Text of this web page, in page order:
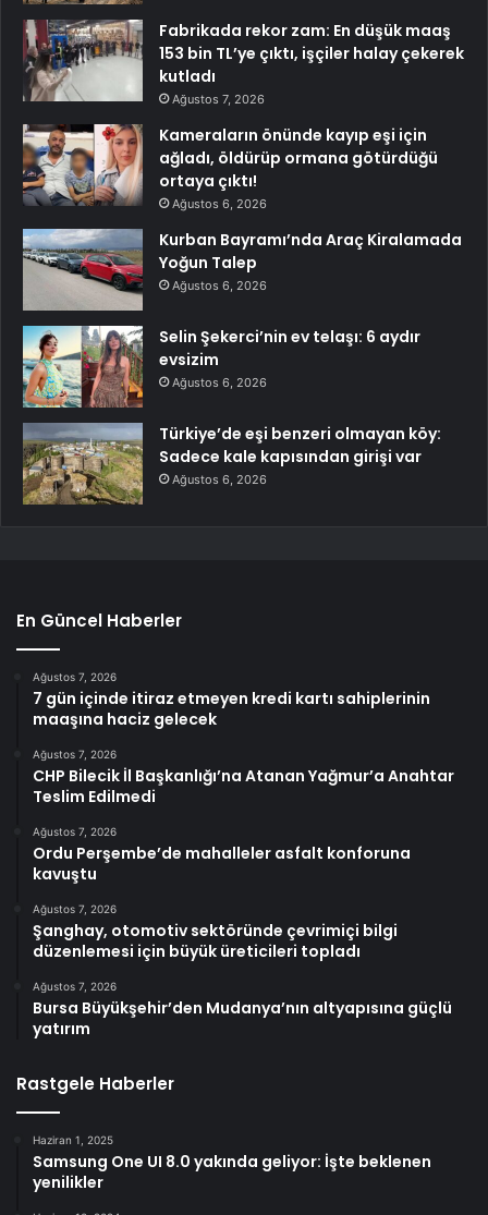
Fabrikada rekor zam: En düşük maaş
153 bin TL’ye çıktı, işçiler halay çekerek
kutladı
Ağustos 7, 2026
Kameraların önünde kayıp eşi için
ağladı, öldürüp ormana götürdüğü
ortaya çıktı!
Ağustos 6, 2026
Kurban Bayramı’nda Araç Kiralamada
Yoğun Talep
Ağustos 6, 2026
Selin Şekerci’nin ev telaşı: 6 aydır
evsizim
Ağustos 6, 2026
Türkiye’de eşi benzeri olmayan köy:
Sadece kale kapısından girişi var
Ağustos 6, 2026
En Güncel Haberler
Ağustos 7, 2026
7 gün içinde itiraz etmeyen kredi kartı sahiplerinin
maaşına haciz gelecek
Ağustos 7, 2026
CHP Bilecik İl Başkanlığı’na Atanan Yağmur’a Anahtar
Teslim Edilmedi
Ağustos 7, 2026
Ordu Perşembe’de mahalleler asfalt konforuna
kavuştu
Ağustos 7, 2026
Şanghay, otomotiv sektöründe çevrimiçi bilgi
düzenlemesi için büyük üreticileri topladı
Ağustos 7, 2026
Bursa Büyükşehir’den Mudanya’nın altyapısına güçlü
yatırım
Rastgele Haberler
Haziran 1, 2025
Samsung One UI 8.0 yakında geliyor: İşte beklenen
yenilikler